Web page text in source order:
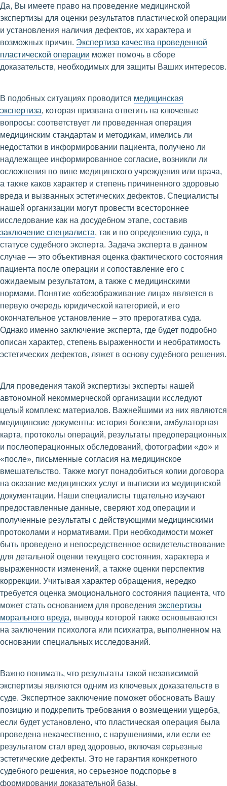
Да, Вы имеете право на проведение медицинской
экспертизы для оценки результатов пластической операции
и установления наличия дефектов, их характера и
возможных причин. Экспертиза качества проведенной
пластической операции может помочь в сборе
доказательств, необходимых для защиты Ваших интересов.
В подобных ситуациях проводится медицинская
экспертиза, которая призвана ответить на ключевые
вопросы: соответствует ли проведенная операция
медицинским стандартам и методикам, имелись ли
недостатки в информировании пациента, получено ли
надлежащее информированное согласие, возникли ли
осложнения по вине медицинского учреждения или врача,
а также каков характер и степень причиненного здоровью
вреда и вызванных эстетических дефектов. Специалисты
нашей организации могут провести всестороннее
исследование как на досудебном этапе, составив
заключение специалиста, так и по определению суда, в
статусе судебного эксперта. Задача эксперта в данном
случае — это объективная оценка фактического состояния
пациента после операции и сопоставление его с
ожидаемым результатом, а также с медицинскими
нормами. Понятие «обезображивание лица» является в
первую очередь юридической категорией, и его
окончательное установление – это прерогатива суда.
Однако именно заключение эксперта, где будет подробно
описан характер, степень выраженности и необратимость
эстетических дефектов, ляжет в основу судебного решения.
Для проведения такой экспертизы эксперты нашей
автономной некоммерческой организации исследуют
целый комплекс материалов. Важнейшими из них являются
медицинские документы: история болезни, амбулаторная
карта, протоколы операций, результаты предоперационных
и послеоперационных обследований, фотографии «до» и
«после», письменные согласия на медицинское
вмешательство. Также могут понадобиться копии договора
на оказание медицинских услуг и выписки из медицинской
документации. Наши специалисты тщательно изучают
предоставленные данные, сверяют ход операции и
полученные результаты с действующими медицинскими
протоколами и нормативами. При необходимости может
быть проведено и непосредственное освидетельствование
для детальной оценки текущего состояния, характера и
выраженности изменений, а также оценки перспектив
коррекции. Учитывая характер обращения, нередко
требуется оценка эмоционального состояния пациента, что
может стать основанием для проведения экспертизы
морального вреда, выводы которой также основываются
на заключении психолога или психиатра, выполненном на
основании специальных исследований.
Важно понимать, что результаты такой независимой
экспертизы являются одним из ключевых доказательств в
суде. Экспертное заключение поможет обосновать Вашу
позицию и подкрепить требования о возмещении ущерба,
если будет установлено, что пластическая операция была
проведена некачественно, с нарушениями, или если ее
результатом стал вред здоровью, включая серьезные
эстетические дефекты. Это не гарантия конкретного
судебного решения, но серьезное подспорье в
формировании доказательной базы.